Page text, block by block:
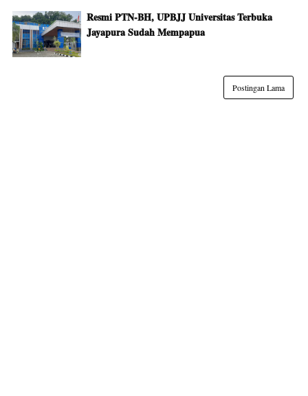
Resmi PTN-BH, UPBJJ Universitas Terbuka
Jayapura Sudah Mempapua
Postingan Lama